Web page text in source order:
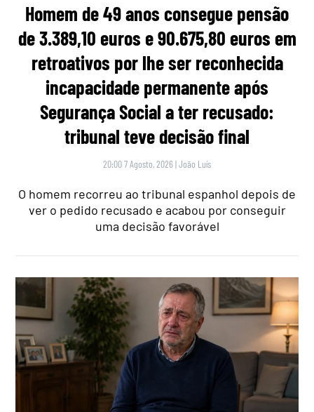
Homem de 49 anos consegue pensão
de 3.389,10 euros e 90.675,80 euros em
retroativos por lhe ser reconhecida
incapacidade permanente após
Segurança Social a ter recusado:
tribunal teve decisão final
20:00 7 Agosto, 2026 |João Luís
O homem recorreu ao tribunal espanhol depois de
ver o pedido recusado e acabou por conseguir
uma decisão favorável